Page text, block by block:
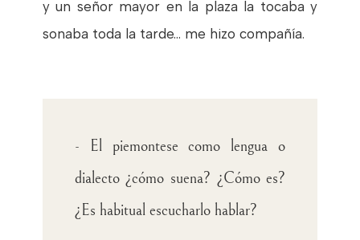
y un señor mayor en la plaza la tocaba y
sonaba toda la tarde... me hizo compañía.
- El piemontese como lengua o
dialecto ¿cómo suena? ¿Cómo es?
¿Es habitual escucharlo hablar?